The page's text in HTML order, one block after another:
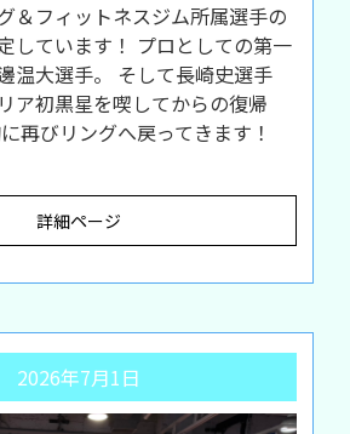
＆フィットネスジム所属選手の
しています！ プロとしての第一
温大選手。 そして長崎史選手
ア初黒星を喫してからの復帰
再びリングへ戻ってきます！
詳細ページ
2026年7月1日